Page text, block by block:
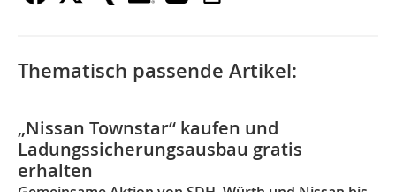
Thematisch passende Artikel:
„Nissan Townstar“ kaufen und
Ladungssicherungsausbau gratis
erhalten